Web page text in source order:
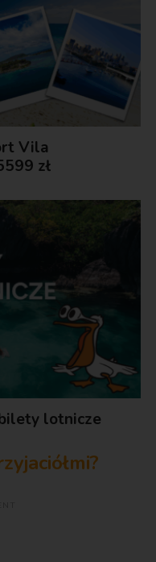
Vila
zł
lotnicze